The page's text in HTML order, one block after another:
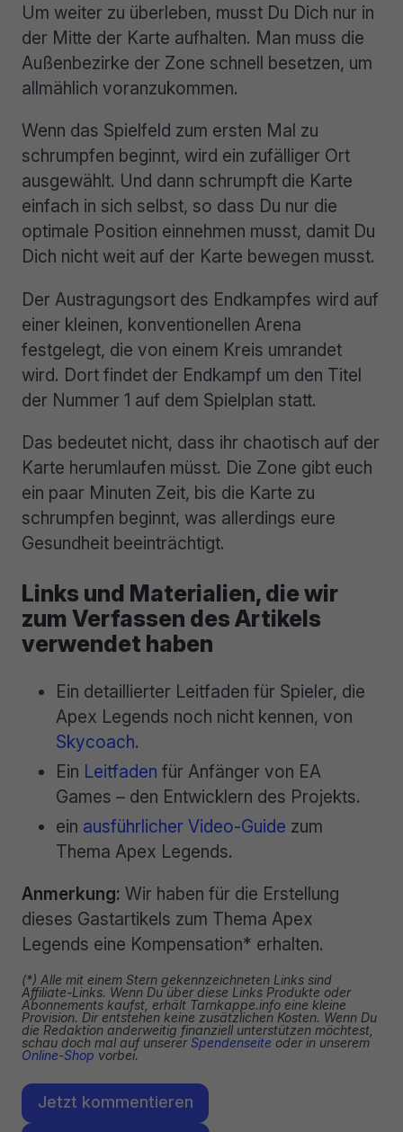
Um weiter zu überleben, musst Du Dich nur in
der Mitte der Karte aufhalten. Man muss die
Außenbezirke der Zone schnell besetzen, um
allmählich voranzukommen.
Wenn das Spielfeld zum ersten Mal zu
schrumpfen beginnt, wird ein zufälliger Ort
ausgewählt. Und dann schrumpft die Karte
einfach in sich selbst, so dass Du nur die
optimale Position einnehmen musst, damit Du
Dich nicht weit auf der Karte bewegen musst.
Der Austragungsort des Endkampfes wird auf
einer kleinen, konventionellen Arena
festgelegt, die von einem Kreis umrandet
wird. Dort findet der Endkampf um den Titel
der Nummer 1 auf dem Spielplan statt.
Das bedeutet nicht, dass ihr chaotisch auf der
Karte herumlaufen müsst. Die Zone gibt euch
ein paar Minuten Zeit, bis die Karte zu
schrumpfen beginnt, was allerdings eure
Gesundheit beeinträchtigt.
Links und Materialien, die wir
zum Verfassen des Artikels
verwendet haben
Ein detaillierter Leitfaden für Spieler, die
Apex Legends noch nicht kennen, von
Skycoach.
Ein Leitfaden für Anfänger von EA
Games – den Entwicklern des Projekts.
ein ausführlicher Video-Guide zum
Thema Apex Legends.
Anmerkung: Wir haben für die Erstellung
dieses Gastartikels zum Thema Apex
Legends eine Kompensation* erhalten.
(*) Alle mit einem Stern gekennzeichneten Links sind
Affiliate-Links. Wenn Du über diese Links Produkte oder
Abonnements kaufst, erhält Tarnkappe.info eine kleine
Provision. Dir entstehen keine zusätzlichen Kosten. Wenn Du
die Redaktion anderweitig finanziell unterstützen möchtest,
schau doch mal auf unsererSpendenseite oder in unserem
Online-Shop vorbei.
Jetzt kommentieren